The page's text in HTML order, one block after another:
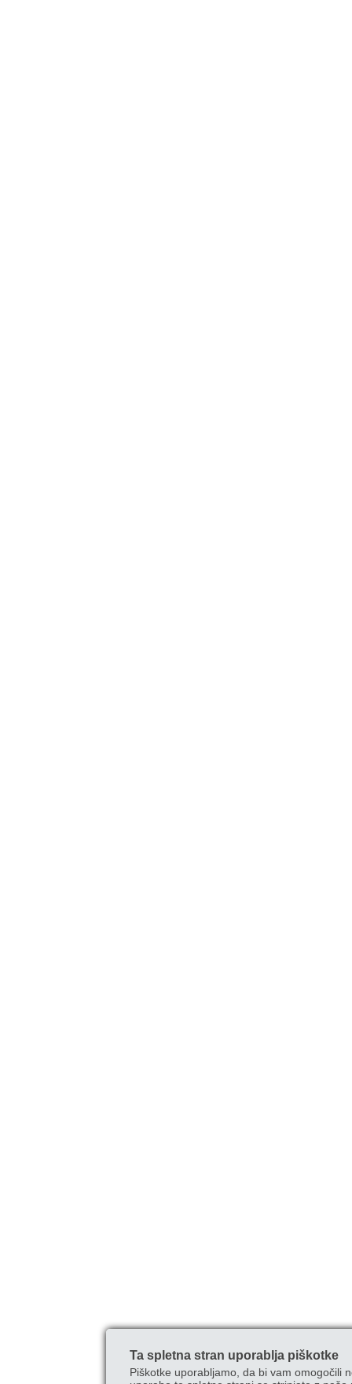
Ta spletna stran uporablja piškotke
Piškotke uporabljamo, da bi vam omogočili